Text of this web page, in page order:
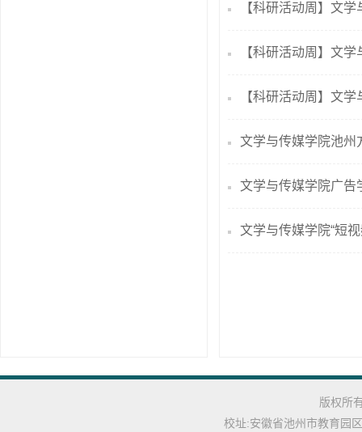
【科研活动周】文
【科研活动周】文
【科研活动周】文
文学与传媒学院池州
文学与传媒学院广告
文学与传媒学院“短
版权所
校址:安徽省池州市教育园